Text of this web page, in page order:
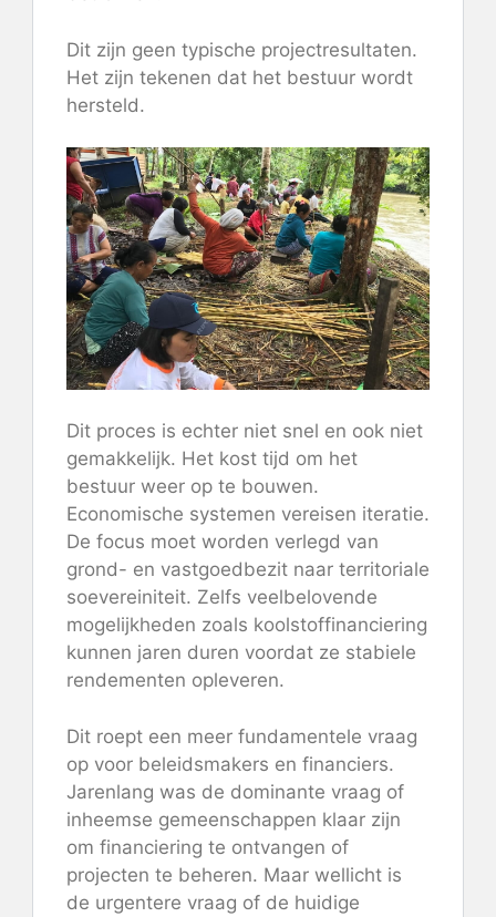
Dit zijn geen typische projectresultaten.
Het zijn tekenen dat het bestuur wordt
hersteld.
Dit proces is echter niet snel en ook niet
gemakkelijk. Het kost tijd om het
bestuur weer op te bouwen.
Economische systemen vereisen iteratie.
De focus moet worden verlegd van
grond- en vastgoedbezit naar territoriale
soevereiniteit. Zelfs veelbelovende
mogelijkheden zoals koolstoffinanciering
kunnen jaren duren voordat ze stabiele
rendementen opleveren.
Dit roept een meer fundamentele vraag
op voor beleidsmakers en financiers.
Jarenlang was de dominante vraag of
inheemse gemeenschappen klaar zijn
om financiering te ontvangen of
projecten te beheren. Maar wellicht is
de urgentere vraag of de huidige